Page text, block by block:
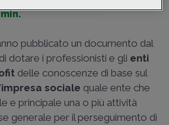
pubblicato un documento dal
dotare i professionisti e gli enti
delle conoscenze di base sul
impresa sociale quale ente che
e principale una o più attività
generale per il perseguimento di